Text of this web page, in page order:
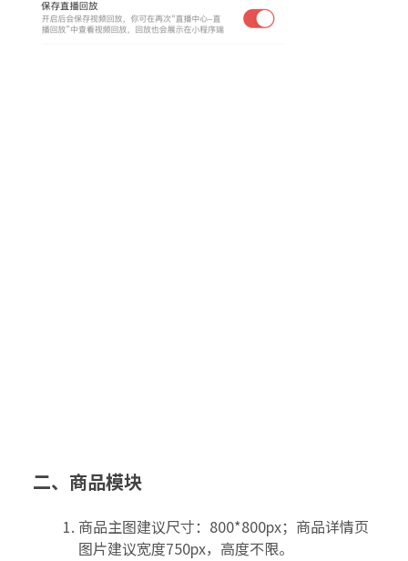
二、 商品模块
商品主图建议尺寸：800*800px；商品详情页
图片建议宽度750px，高度不限。